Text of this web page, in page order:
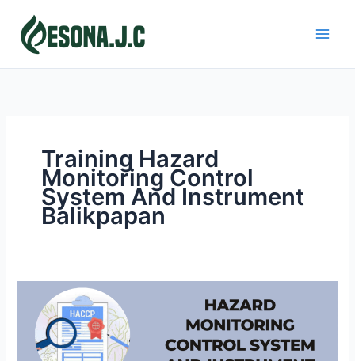
content
Training Hazard
Monitoring Control
System And Instrument
Balikpapan
HAZARD
MONITORING
CONTROL
SYSTEM